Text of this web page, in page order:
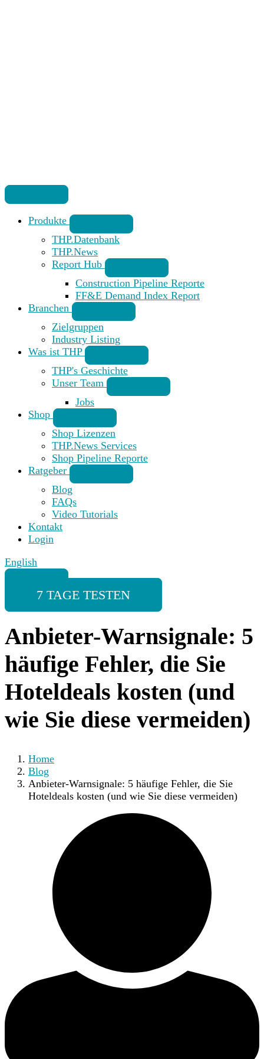
Produkte
THP.Datenbank
THP.News
Report Hub
Construction Pipeline Reporte
FF&E Demand Index Report
Branchen
Zielgruppen
Industry Listing
Was ist THP
THP's Geschichte
Unser Team
Jobs
Shop
Shop Lizenzen
THP.News Services
Shop Pipeline Reporte
Ratgeber
Blog
FAQs
Video Tutorials
Kontakt
Login
English
7 TAGE TESTEN
Anbieter-Warnsignale: 5
häufige Fehler, die Sie
Hoteldeals kosten (und
wie Sie diese vermeiden)
Home
Blog
Anbieter-Warnsignale: 5 häufige Fehler, die Sie
Hoteldeals kosten (und wie Sie diese vermeiden)